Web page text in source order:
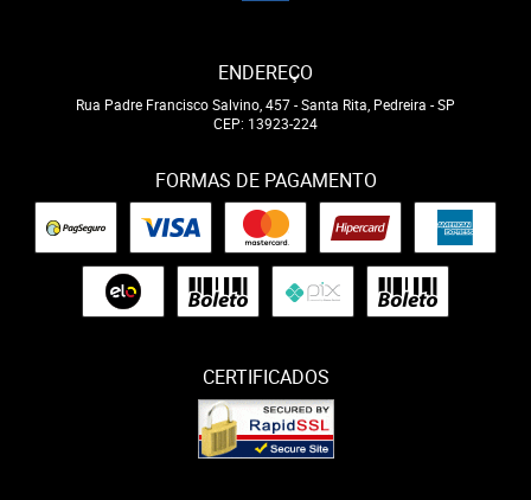
ENDEREÇO
Rua Padre Francisco Salvino, 457-Santa Rita, Pedreira -SP
CEP: 13923-224
FORMAS DE PAGAMENTO
CERTIFICADOS